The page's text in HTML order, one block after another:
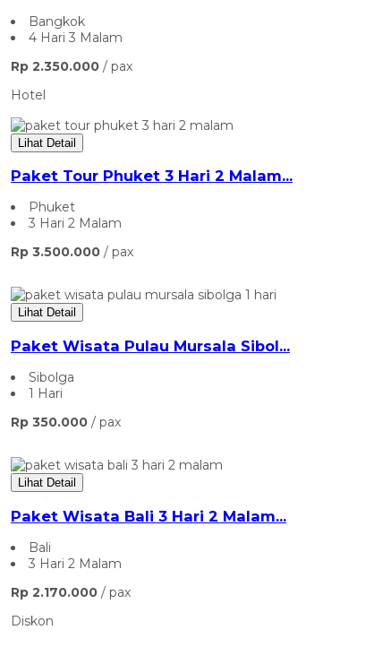
Bangkok
4 Hari 3 Malam
Rp 2.350.000 / pax
Hotel
Lihat Detail
Paket Tour Phuket 3 Hari 2 Malam...
Phuket
3 Hari 2 Malam
Rp 3.500.000 / pax
Lihat Detail
Paket Wisata Pulau Mursala Sibol...
Sibolga
1 Hari
Rp 350.000 / pax
Lihat Detail
Paket Wisata Bali 3 Hari 2 Malam...
Bali
3 Hari 2 Malam
Rp 2.170.000 / pax
Diskon